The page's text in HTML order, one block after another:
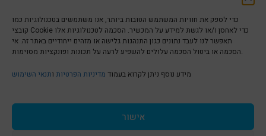
כדי לספק את חוויות המשתמש הטובות ביותר, אנו משתמשים בטכנולוגיות כמו
קובצי Cookie כדי לאחסן ו/או לגשת למידע על המכשיר. הסכמה לטכנולוגיות אלו
תאפשר לנו לעבד נתונים כגון התנהגות גלישה או מזהים ייחודיים באתר זה. אי
הסכמה או ביטול הסכמה עלולים להשפיע לרעה על תכונות ופונקציות מסוימות.
מידע נוסף ניתן לקרוא בעמוד מדיניות הפרטיות ותנאי השימוש
אישור
אמנות צילום(5)
אמנות קוקוס(2)
אמנית(40)
אנדריי דרן צייר(1)